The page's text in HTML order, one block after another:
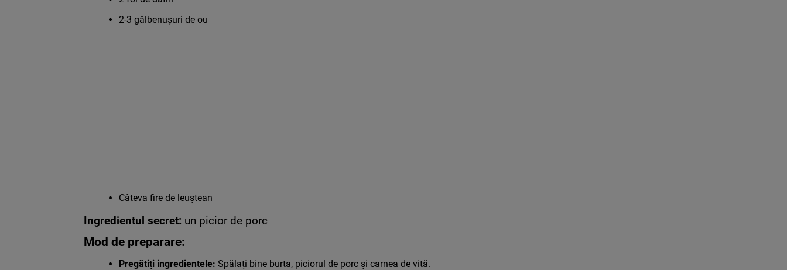
2-3 gălbenușuri de ou
Câteva fire de leuștean
Ingredientul secret: un picior de porc
Mod de preparare:
Pregătiți ingredientele: Spălați bine burta, piciorul de porc și carnea de vită.